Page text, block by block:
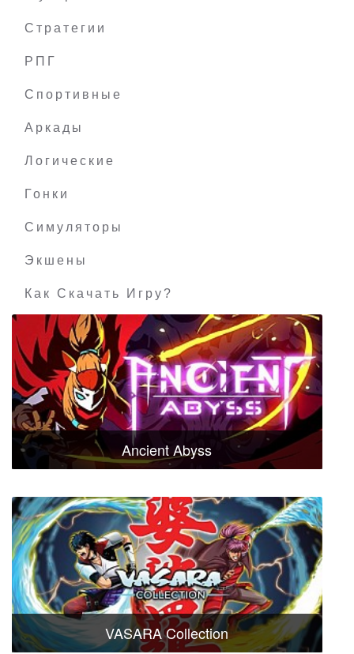
Стратегии
РПГ
Спортивные
Аркады
Логические
Гонки
Симуляторы
Экшены
Как Скачать Игру?
Ancient Abyss
VASARA Collection